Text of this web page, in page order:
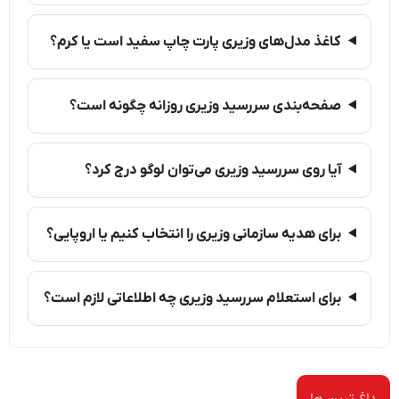
کاغذ مدل‌های وزیری پارت چاپ سفید است یا کرم؟
صفحه‌بندی سررسید وزیری روزانه چگونه است؟
آیا روی سررسید وزیری می‌توان لوگو درج کرد؟
برای هدیه سازمانی وزیری را انتخاب کنیم یا اروپایی؟
برای استعلام سررسید وزیری چه اطلاعاتی لازم است؟